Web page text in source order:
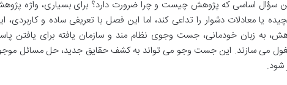
سؤال اساسی که پژوهش چیست و چرا ضرورت دارد؟ برای بسیاری، واژه
یا معادلات دشوار را تداعی کند، اما این فصل با تعریفی ساده و کاربردی،
به زبان خودمانی، جست وجوی نظام مند و سازمان یافته برای یافتن
می سازند. این جست وجو می تواند به کشف حقایق جدید، حل مسائل
شود.